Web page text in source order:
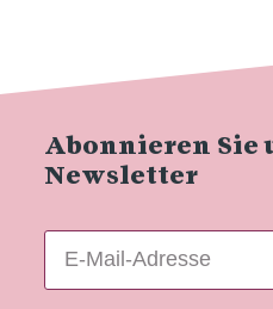
Abonnieren Sie
Newsletter